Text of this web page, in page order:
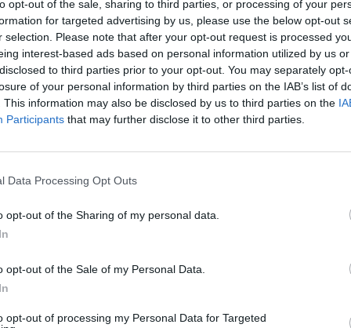
opt-out of the sale, sharing to third parties, or processing of your
for targeted advertising by us, please use the below opt-out
selection. Please note that after your opt-out request is processed
interest-based ads based on personal information utilized by us
to third parties prior to your opt-out. You may separately
of your personal information by third parties on the IAB’s list of
This information may also be disclosed by us to third parties on the
Participants that may further disclose it to other third parties.
Data Processing Opt Outs
opt-out of the Sharing of my personal data.
opt-out of the Sale of my Personal Data.
opt-out of processing my Personal Data for Targeted
Ιουλίου 1970 στην Καλαμάτα. Από το
επαγγελματίας στον κλάδο των
Το 2010 οι συμπολίτες του τον
Εκείνη ήταν η χρονιά που ξεκίνησε
ως Αντιδήμαρχος Διεύθυνσης
Αντιδήμαρχος Διεύθυνσης
Αντιδήμαρχος Πολιτικής
Προϊστάμενος Τμήματος
είναι πρόεδρος της Ομοσπονδίας
Σωματείων του Νομού Μεσσηνίας. Ο
Παναγιώτη Νίκα για να διεκδικήσει το